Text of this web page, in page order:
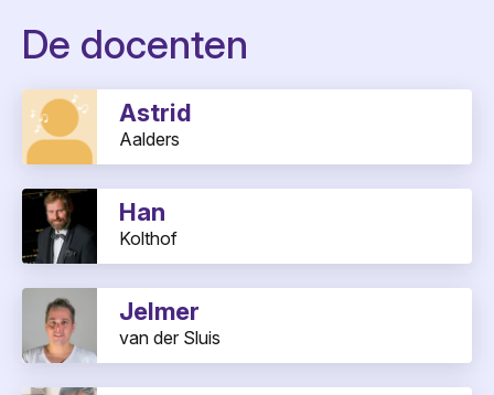
De docenten
Astrid
Aalders
Han
Kolthof
Jelmer
van der Sluis